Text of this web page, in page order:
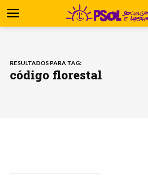
RESULTADOS PARA TAG:
código florestal